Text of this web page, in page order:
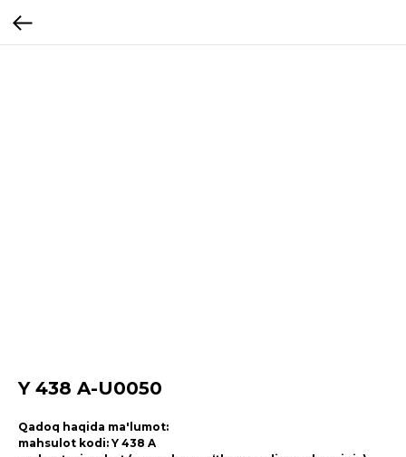
Y 438 A-U0050
Qadoq haqida ma'lumot:
mahsulot kodi: Y 438 A